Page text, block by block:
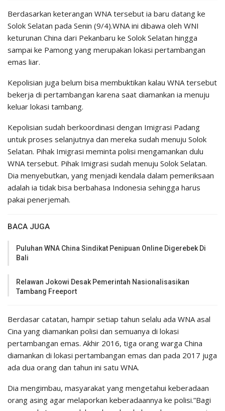
Berdasarkan keterangan WNA tersebut ia baru datang ke
Solok Selatan pada Senin (9/4).WNA ini dibawa oleh WNI
keturunan China dari Pekanbaru ke Solok Selatan hingga
sampai ke Pamong yang merupakan lokasi pertambangan
emas liar.
Kepolisian juga belum bisa membuktikan kalau WNA tersebut
bekerja di pertambangan karena saat diamankan ia menuju
keluar lokasi tambang.
Kepolisian sudah berkoordinasi dengan Imigrasi Padang
untuk proses selanjutnya dan mereka sudah menuju Solok
Selatan. Pihak Imigrasi meminta polisi mengamankan dulu
WNA tersebut. Pihak Imigrasi sudah menuju Solok Selatan.
Dia menyebutkan, yang menjadi kendala dalam pemeriksaan
adalah ia tidak bisa berbahasa Indonesia sehingga harus
pakai penerjemah.
BACA JUGA
Puluhan WNA China Sindikat Penipuan Online Digerebek Di
Bali
Relawan Jokowi Desak Pemerintah Nasionalisasikan
Tambang Freeport
Berdasar catatan, hampir setiap tahun selalu ada WNA asal
Cina yang diamankan polisi dan semuanya di lokasi
pertambangan emas. Akhir 2016, tiga orang warga China
diamankan di lokasi pertambangan emas dan pada 2017 juga
ada dua orang dan tahun ini satu WNA.
Dia mengimbau, masyarakat yang mengetahui keberadaan
orang asing agar melaporkan keberadaannya ke polisi.”Bagi